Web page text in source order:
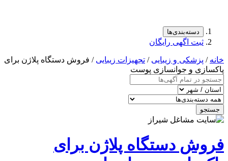
اگهی رایگان
و زیبایی /تجهیزات زیبایی / فروش دستگاه پلاژن برای
و جوانسازی پوست
دستگاه پلاژن برای